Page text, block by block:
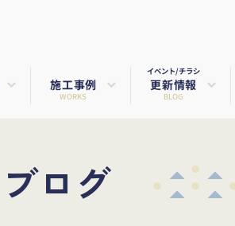
施工事例
WORKS
イベント/チラシ
更新情報
BLOG
ブログ